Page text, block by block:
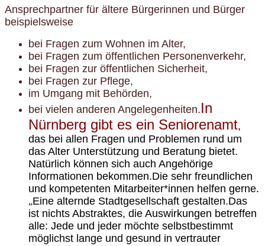
Ansprechpartner für ältere Bürgerinnen und Bürger
beispielsweise
bei Fragen zum Wohnen im Alter,
bei Fragen zum öffentlichen Personenverkehr,
bei Fragen zur öffentlichen Sicherheit,
bei Fragen zur Pflege,
im Umgang mit Behörden,
bei vielen anderen Angelegenheiten.In
Nürnberg gibt es ein Seniorenamt,
das bei allen Fragen und Problemen rund um
das Alter Unterstützung und Beratung bietet.
Natürlich können sich auch Angehörige
Informationen bekommen.Die sehr freundlichen
und kompetenten Mitarbeiter*innen helfen gerne.
„Eine alternde Stadtgesellschaft gestalten.Das
ist nichts Abstraktes, die Auswirkungen betreffen
alle: Jede und jeder möchte selbstbestimmt
möglichst lange und gesund in vertrauter